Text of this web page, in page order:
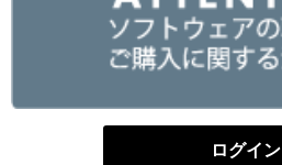
ログイン